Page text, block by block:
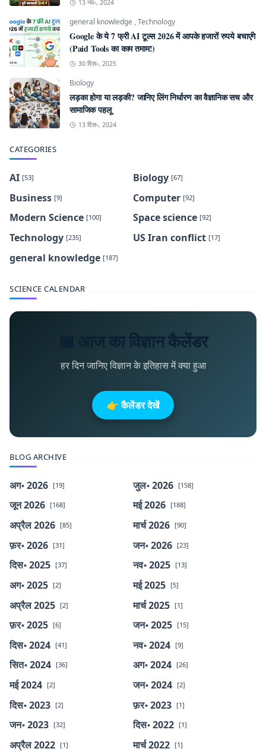
13 नव॰, 2024
general knowledge ,Technology
Google के ये 7 फ्री AI टूल्स 2026 में आपके हजारों रुपये बचाएंगे
(Paid Tools का काम तमाम!)
30 दिस॰, 2025
Biology
लड़का होगा या लड़की? जानिए लिंग निर्धारण का वैज्ञानिक सच और
सामाजिक पहलू
13 दिस॰, 2024
CATEGORIES
AI [53] Biology [67]
Business [9] Computer [92]
Modern Science [100] Space science [92]
Technology [235] US Iran conflict [17]
general knowledge [187]
SCIENCE CALENDAR
📅 आज का विज्ञान कैलेंडर
हर दिन जानिए विज्ञान के इतिहास में क्या हुआ
👉 कैलेंडर देखें
BLOG ARCHIVE
अग॰ 2026 [19] जुल॰ 2026 [158]
जून 2026 [168] मई 2026 [188]
अप्रैल 2026 [85] मार्च 2026 [90]
फ़र॰ 2026 [31] जन॰ 2026 [23]
दिस॰ 2025 [37] नव॰ 2025 [13]
अग॰ 2025 [2] मई 2025 [5]
अप्रैल 2025 [2] मार्च 2025 [1]
फ़र॰ 2025 [6] जन॰ 2025 [15]
दिस॰ 2024 [41] नव॰ 2024 [9]
सित॰ 2024 [36] अग॰ 2024 [26]
मई 2024 [2] जन॰ 2024 [2]
दिस॰ 2023 [2] फ़र॰ 2023 [1]
जन॰ 2023 [32] दिस॰ 2022 [1]
अप्रैल 2022 [1] मार्च 2022 [1]